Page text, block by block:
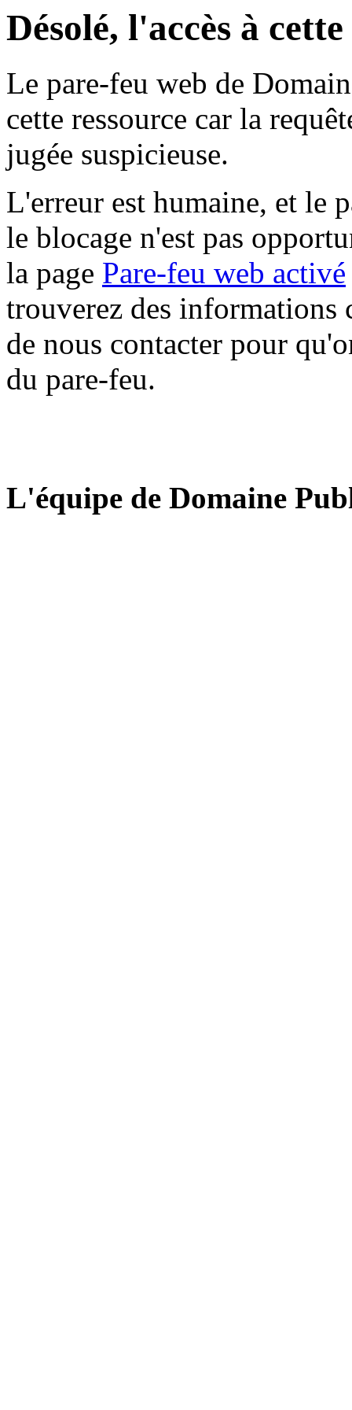
Désolé, l'accès à
Le pare-feu web de
cette ressource car la
jugée suspicieuse.
L'erreur est humaine, et le
le blocage n'est pas
la page Pare-feu web activé
trouverez des informations
de nous contacter pour
du pare-feu.
L'équipe de Domaine